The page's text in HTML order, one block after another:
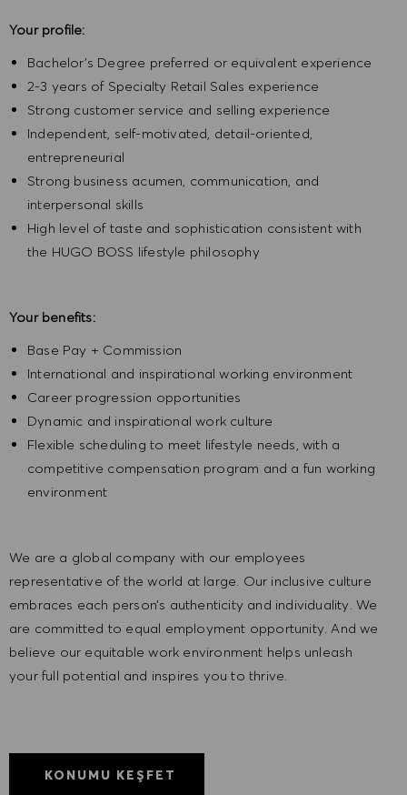
Your profile:
Bachelor’s Degree preferred or equivalent experience
2-3 years of Specialty Retail Sales experience
Strong customer service and selling experience
Independent, self-motivated, detail-oriented,
entrepreneurial
Strong business acumen, communication, and
interpersonal skills
High level of taste and sophistication consistent with
the HUGO BOSS lifestyle philosophy
Your benefits:
Base Pay + Commission
International and inspirational working environment
Career progression opportunities
Dynamic and inspirational work culture
Flexible scheduling to meet lifestyle needs, with a
competitive compensation program and a fun working
environment
We are a global company with our employees
representative of the world at large. Our inclusive culture
embraces each person’s authenticity and individuality. We
are committed to equal employment opportunity. And we
believe our equitable work environment helps unleash
your full potential and inspires you to thrive.
KONUMU KEŞFET